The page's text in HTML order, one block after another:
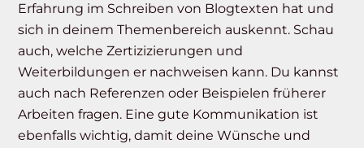
Erfahrung im Schreiben von Blogtexten hat und
sich in deinem Themenbereich auskennt. Schau
auch, welche Zertizizierungen und
Weiterbildungen er nachweisen kann. Du kannst
auch nach Referenzen oder Beispielen früherer
Arbeiten fragen. Eine gute Kommunikation ist
ebenfalls wichtig, damit deine Wünsche und